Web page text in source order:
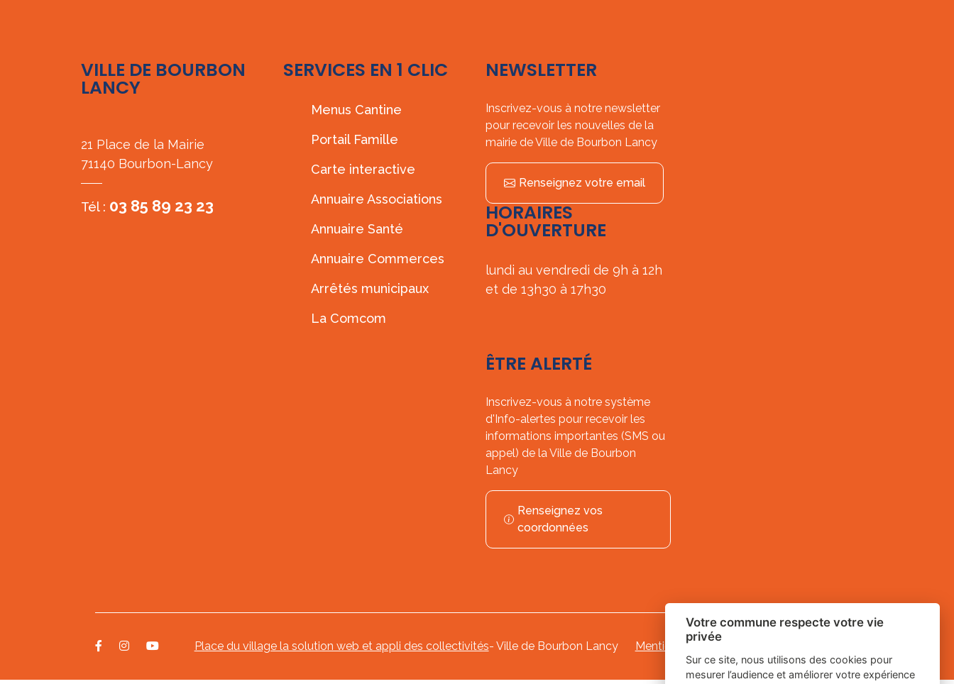
VILLE DE BOURBON
LANCY
21 Place de la Mairie
71140 Bourbon-Lancy
Tél : 03 85 89 23 23
SERVICES EN 1 CLIC
Menus Cantine
Portail Famille
Carte interactive
Annuaire Associations
Annuaire Santé
Annuaire Commerces
Arrêtés municipaux
La Comcom
NEWSLETTER
Inscrivez-vous à notre newsletter
pour recevoir les nouvelles de la
mairie de Ville de Bourbon Lancy
Renseignez votre email
HORAIRES
D'OUVERTURE
lundi au vendredi de 9h à 12h
et de 13h30 à 17h30
ÊTRE ALERTÉ
Inscrivez-vous à notre système
d'Info-alertes pour recevoir les
informations importantes (SMS ou
appel) de la Ville de Bourbon
Lancy
Renseignez vos
coordonnées
Place du village la solution web et appli des collectivités- Ville de Bourbon Lancy Mentions légales
Votre commune respecte votre vie
privée
Sur ce site, nous utilisons des cookies pour
mesurer l’audience et améliorer votre expérience